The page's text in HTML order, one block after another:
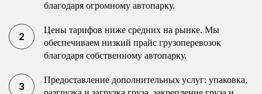
благодаря огромному автопарку.
Цены тарифов ниже средних на рынке. Мы
обеспечиваем низкий прайс грузоперевозок
благодаря собственному автопарку.
Предоставление дополнительных услуг: упаковка,